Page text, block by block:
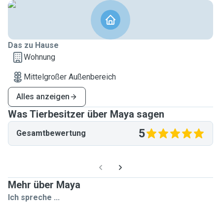
Das zu Hause
Wohnung
Mittelgroßer Außenbereich
Alles anzeigen
Was Tierbesitzer über Maya sagen
Gesamtbewertung 5
Mehr über Maya
Ich spreche ...